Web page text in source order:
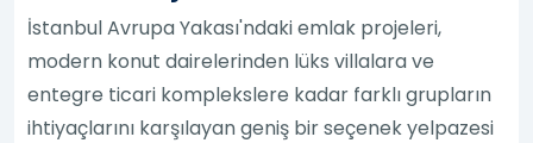
İstanbul Avrupa Yakası'ndaki emlak projeleri,
modern konut dairelerinden lüks villalara ve
entegre ticari komplekslere kadar farklı grupların
ihtiyaçlarını karşılayan geniş bir seçenek yelpazesi